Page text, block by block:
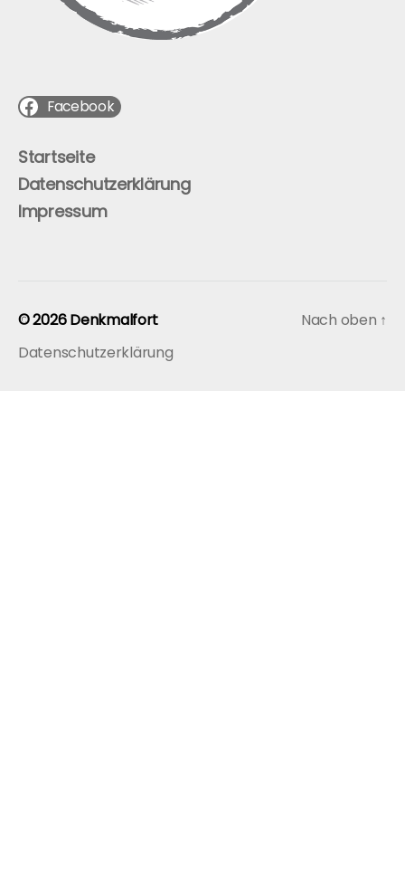
Facebook
Startseite
Datenschutzerklärung
Impressum
© 2026Denkmalfort
Datenschutzerklärung
Nach oben ↑